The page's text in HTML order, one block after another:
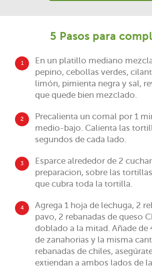
5 Pasos para
1
En un platillo mediano
pepino, cebollas verdes,
limón, pimienta negra y sal,
que quede bien mezclado.
2
Precalienta un comal por 1
medio-bajo. Calienta las
segundos de cada lado.
3
Esparce alrededor de 2
preparacion, sobre las
que cubra toda la tortilla.
4
Agrega 1 hoja de lechuga, 2
pavo, 2 rebanadas de queso
doblado a la mitad. Añade de
de zanahorias y la misma
rebanadas de chiles,
extiendan a ambos lados de